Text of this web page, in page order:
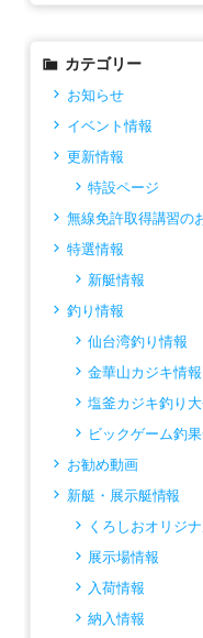
カテゴリー
お知らせ
イベント情報
更新情報
特設ページ
無線免許取得講習の
特選情報
新艇情報
釣り情報
仙台湾釣り情報
金華山カジキ情報
塩釜カジキ釣り
ビックゲーム釣
お勧め動画
新艇・展示艇情報
くろしおオリジ
展示場情報
入荷情報
納入情報